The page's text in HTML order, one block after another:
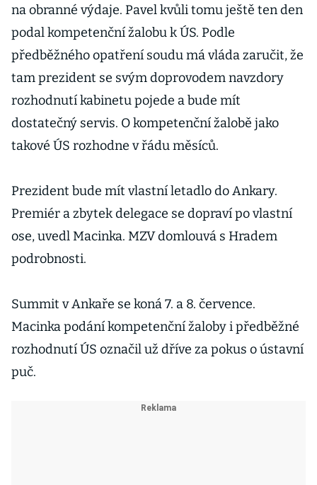
na obranné výdaje. Pavel kvůli tomu ještě ten den
podal kompetenční žalobu k ÚS. Podle
předběžného opatření soudu má vláda zaručit, že
tam prezident se svým doprovodem navzdory
rozhodnutí kabinetu pojede a bude mít
dostatečný servis. O kompetenční žalobě jako
takové ÚS rozhodne v řádu měsíců.
Prezident bude mít vlastní letadlo do Ankary.
Premiér a zbytek delegace se dopraví po vlastní
ose, uvedl Macinka. MZV domlouvá s Hradem
podrobnosti.
Summit v Ankaře se koná 7. a 8. července.
Macinka podání kompetenční žaloby i předběžné
rozhodnutí ÚS označil už dříve za pokus o ústavní
puč.